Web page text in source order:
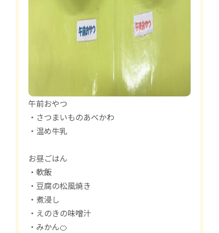
午前おやつ
・さつまいものあべかわ
・温め牛乳
お昼ごはん
・軟飯
・豆腐の松風焼き
・煮浸し
・えのきの味噌汁
・みかん🍊